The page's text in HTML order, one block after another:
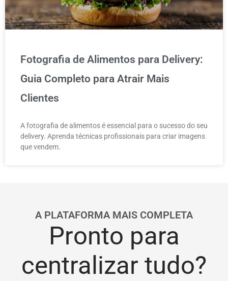
Fotografia de Alimentos para Delivery:
Guia Completo para Atrair Mais
Clientes
A fotografia de alimentos é essencial para o sucesso do seu
delivery. Aprenda técnicas profissionais para criar imagens
que vendem.
A PLATAFORMA MAIS COMPLETA
Pronto para
centralizar tudo?